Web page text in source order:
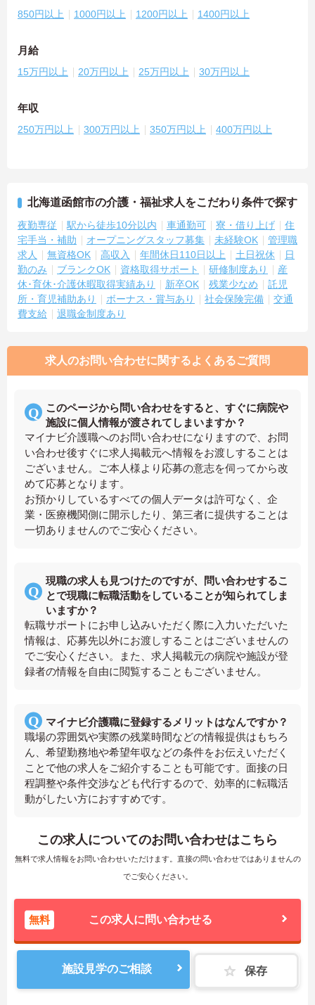
850円以上 1000円以上 1200円以上 1400円以上
月給
15万円以上 20万円以上 25万円以上 30万円以上
年収
250万円以上 300万円以上 350万円以上 400万円以上
北海道函館市の介護・福祉求人をこだわり条件で探す
夜勤専従 駅から徒歩10分以内 車通勤可 寮・借り上げ
住
宅手当・補助
オープニングスタッフ募集 未経験OK
管理職
求人
無資格OK 高収入 年間休日110日以上 土日祝休
日
勤のみ
ブランクOK 資格取得サポート 研修制度あり
産
休･育休･介護休暇取得実績あり
新卒OK 残業少なめ
託児
所・育児補助あり
ボーナス・賞与あり 社会保険完備
交通
費支給
退職金制度あり
求人のお問い合わせに関するよくあるご質問
このページから問い合わせをすると、すぐに病院や
施設に個人情報が渡されてしまいますか？
マイナビ介護職へのお問い合わせになりますので、お問
い合わせ後すぐに求人掲載元へ情報をお渡しすることは
ございません。ご本人様より応募の意志を伺ってから改
めて応募となります。
お預かりしているすべての個人データは許可なく、企
業・医療機関側に開示したり、第三者に提供することは
一切ありませんのでご安心ください。
現職の求人も見つけたのですが、問い合わせするこ
とで現職に転職活動をしていることが知られてしま
いますか？
転職サポートにお申し込みいただく際に入力いただいた
情報は、応募先以外にお渡しすることはございませんの
でご安心ください。また、求人掲載元の病院や施設が登
録者の情報を自由に閲覧することもございません。
マイナビ介護職に登録するメリットはなんですか？
職場の雰囲気や実際の残業時間などの情報提供はもちろ
ん、希望勤務地や希望年収などの条件をお伝えいただく
ことで他の求人をご紹介することも可能です。面接の日
程調整や条件交渉なども代行するので、効率的に転職活
動がしたい方におすすめです。
この求人についてのお問い合わせはこちら
無料で求人情報をお問い合わせいただけます。直接の問い合わせではありませんの
でご安心ください。
無料 この求人に問い合わせる
施設見学のご相談 保存